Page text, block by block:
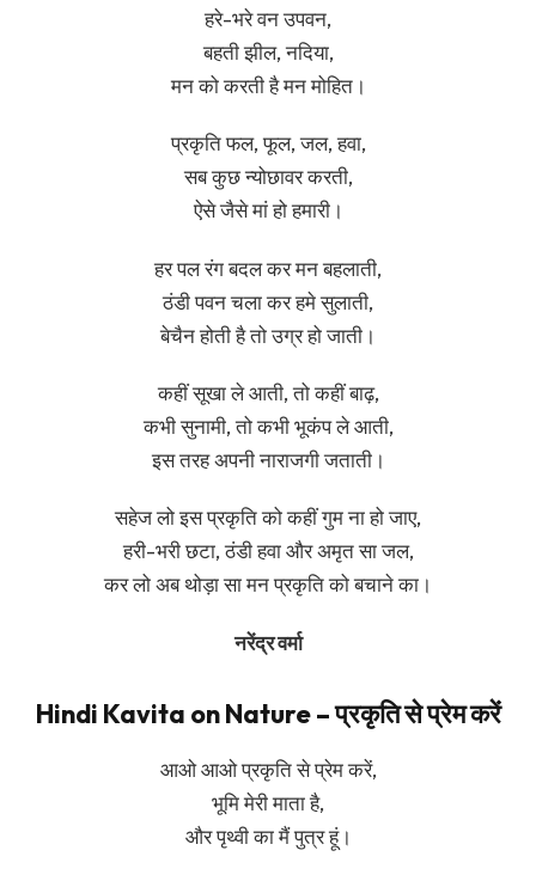
हरे-भरे वन उपवन,
बहती झील, नदिया,
मन को करती है मन मोहित।
प्रकृति फल, फूल, जल, हवा,
सब कुछ न्योछावर करती,
ऐसे जैसे मां हो हमारी।
हर पल रंग बदल कर मन बहलाती,
ठंडी पवन चला कर हमे सुलाती,
बेचैन होती है तो उग्र हो जाती।
कहीं सूखा ले आती, तो कहीं बाढ़,
कभी सुनामी, तो कभी भूकंप ले आती,
इस तरह अपनी नाराजगी जताती।
सहेज लो इस प्रकृति को कहीं गुम ना हो जाए,
हरी-भरी छटा, ठंडी हवा और अमृत सा जल,
कर लो अब थोड़ा सा मन प्रकृति को बचाने का।
नरेंद्र वर्मा
Hindi Kavita on Nature – प्रकृति से प्रेम करें
आओ आओ प्रकृति से प्रेम करें,
भूमि मेरी माता है,
और पृथ्वी का मैं पुत्र हूं।